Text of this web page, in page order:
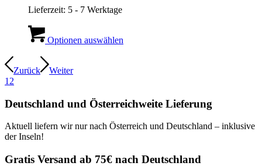
Lieferzeit: 5 - 7 Werktage
Optionen auswählen
Zurück
Weiter
1 2
Deutschland und Österreichweite Lieferung
Aktuell liefern wir nur nach Österreich und Deutschland – inklusive
der Inseln!
Gratis Versand ab 75€ nach Deutschland